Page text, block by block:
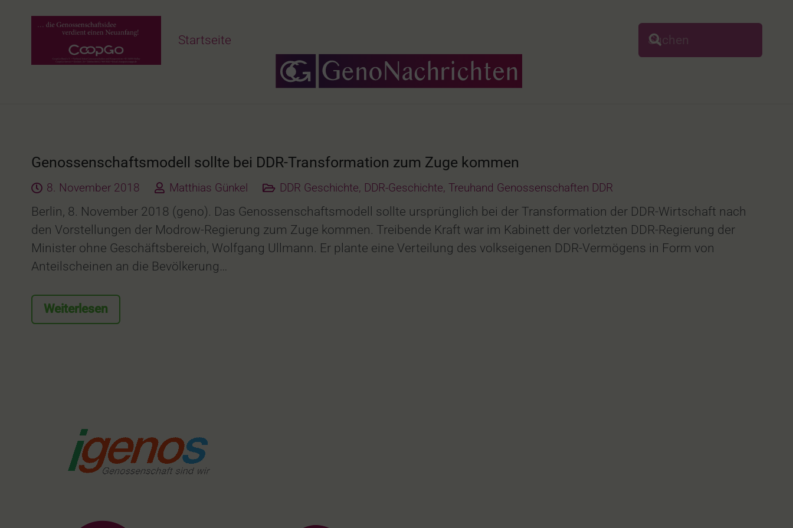
Startseite
Genossenschaftsmodell sollte bei DDR-Transformation zum Zuge kommen
8. November 2018 Matthias Günkel DDR Geschichte, DDR-Geschichte, Treuhand Genossenschaften DDR
Berlin, 8. November 2018 (geno). Das Genossenschaftsmodell sollte ursprünglich bei der Transformation der DDR-Wirtschaft nach
den Vorstellungen der Modrow-Regierung zum Zuge kommen. Treibende Kraft war im Kabinett der vorletzten DDR-Regierung der
Minister ohne Geschäftsbereich, Wolfgang Ullmann. Er plante eine Verteilung des volkseigenen DDR-Vermögens in Form von
Anteilscheinen an die Bevölkerung…
Weiterlesen